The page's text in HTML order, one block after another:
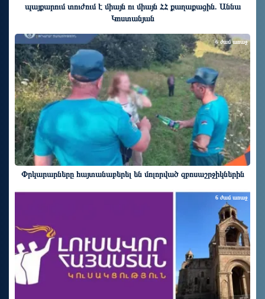
պայքարում տուժում է միայն ու միայն ՀՀ քաղաքացին. Աննա
Կոստանյան
Փրկարարները հայտանաբերել են մոլորված զբոսաշրջիկներին
6 ժամ առաջ
6 ժամ առաջ